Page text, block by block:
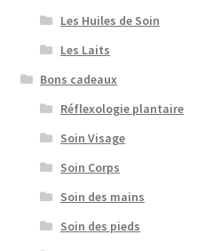
Les Huiles de Soin
Les Laits
Bons cadeaux
Réflexologie plantaire
Soin Visage
Soin Corps
Soin des mains
Soin des pieds